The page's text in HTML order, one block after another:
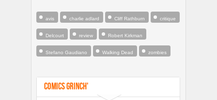
avis charlie adlard Cliff Rathburn critique
Delcourt review Robert Kirkman
Stefano Gaudiano Walking Dead zombies
Comics Grinch'